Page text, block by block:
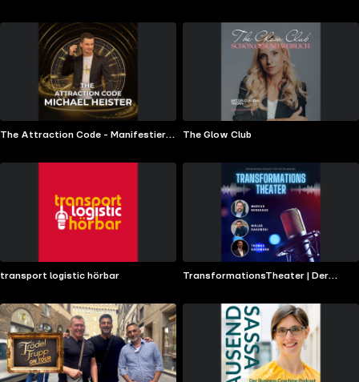
The Attraction Code - Manifestiere
The Glow Club
transport logistic hörbar
TransformationsTheater | Der